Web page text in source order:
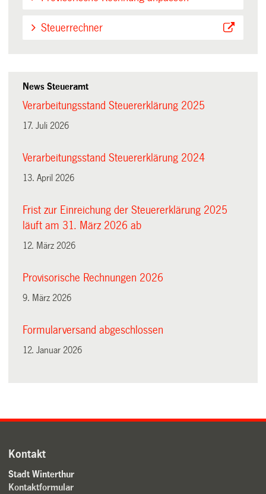
Steuerrechner
News Steueramt
Verarbeitungsstand Steuererklärung 2025
17. Juli 2026
Verarbeitungsstand Steuererklärung 2024
13. April 2026
Frist zur Einreichung der Steuererklärung 2025
läuft am 31. März 2026 ab
12. März 2026
Provisorische Rechnungen 2026
9. März 2026
Formularversand abgeschlossen
12. Januar 2026
Kontakt
Stadt Winterthur
Kontaktformular